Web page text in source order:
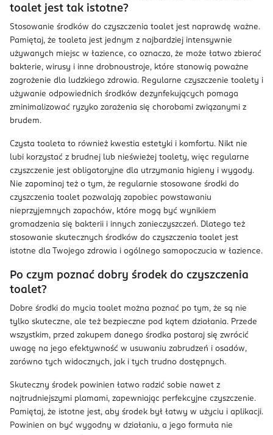
toalet jest tak istotne?
Stosowanie środków do czyszczenia toalet jest naprawdę ważne.
Pamiętaj, że toaleta jest jednym z najbardziej intensywnie
używanych miejsc w łazience, co oznacza, że może łatwo zbierać
bakterie, wirusy i inne drobnoustroje, które stanowią poważne
zagrożenie dla ludzkiego zdrowia. Regularne czyszczenie toalety i
używanie odpowiednich środków dezynfekujących pomaga
zminimalizować ryzyko zarażenia się chorobami związanymi z
brudem.
Czysta toaleta to również kwestia estetyki i komfortu. Nikt nie
lubi korzystać z brudnej lub nieświeżej toalety, więc regularne
czyszczenie jest obligatoryjne dla utrzymania higieny i wygody.
Nie zapominaj też o tym, że regularnie stosowane środki do
czyszczenia toalet pozwalają zapobiec powstawaniu
nieprzyjemnych zapachów, które mogą być wynikiem
gromadzenia się bakterii i innych zanieczyszczeń. Dlatego też
stosowanie skutecznych środków do czyszczenia toalet jest
istotne dla Twojego zdrowia i ogólnego samopoczucia w łazience.
Po czym poznać dobry środek do czyszczenia
toalet?
Dobre środki do mycia toalet można poznać po tym, że są nie
tylko skuteczne, ale też bezpieczne pod kątem działania. Przede
wszystkim, przed zakupem danego środka postaraj się zwrócić
uwagę na jego efektywność w usuwaniu zabrudzeń i osadów,
zarówno tych widocznych, jak i tych trudno dostępnych.
Skuteczny środek powinien łatwo radzić sobie nawet z
najtrudniejszymi plamami, zapewniając perfekcyjne czyszczenie.
Pamiętaj, że istotne jest, aby środek był łatwy w użyciu i aplikacji.
Powinien on być wygodny w działaniu, a jego formuła nie